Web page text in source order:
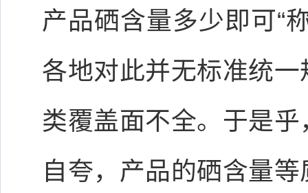
产品硒含量多少即可“
各地对此并无标准统
类覆盖面不全。于是
自夸，产品的硒含量